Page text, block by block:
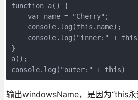
function a() {
    var name = "Cherry";
console.log(this.name);
console.log("inner:" +
}
a();
console.log("outer:" + this)
输出windowsName，是因为“this